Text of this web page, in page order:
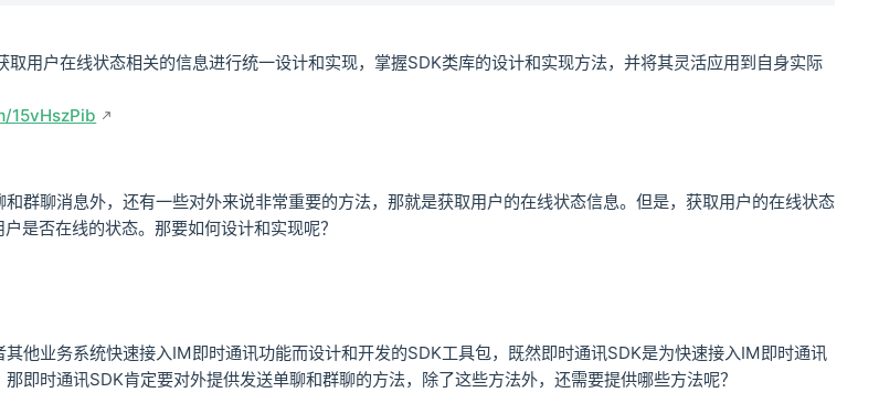
取用户在线状态相关的信息进行统一设计和实现，掌握SDK类库的设计和实现方法，并将其灵活应用到自身实际
15vHszPib
群聊消息外，还有一些对外来说非常重要的方法，那就是获取用户的在线状态信息。但是，获取用户的在线状态
是否在线的状态。那要如何设计和实现呢？
他业务系统快速接入IM即时通讯功能而设计和开发的SDK工具包，既然即时通讯SDK是为快速接入IM即时通讯
即时通讯SDK肯定要对外提供发送单聊和群聊的方法，除了这些方法外，还需要提供哪些方法呢？